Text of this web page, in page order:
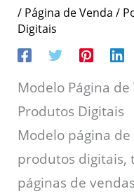
/ Página de Venda /
Digitais
Modelo Página de
Produtos Digitais
Modelo página de
produtos digitais,
páginas de